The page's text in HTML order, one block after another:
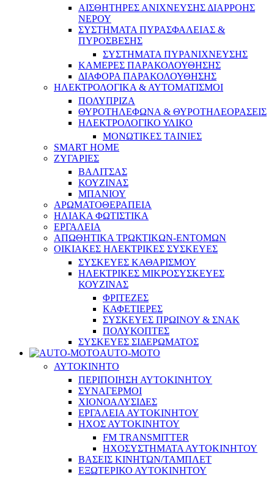
ΑΙΣΘΗΤΗΡΕΣ ΑΝΙΧΝΕΥΣΗΣ ΔΙΑΡΡΟΗΣ
ΝΕΡΟΥ
ΣΥΣΤΗΜΑΤΑ ΠΥΡΑΣΦΑΛΕΙΑΣ &
ΠΥΡΟΣΒΕΣΗΣ
ΣΥΣΤΗΜΑΤΑ ΠΥΡΑΝΙΧΝΕΥΣΗΣ
ΚΑΜΕΡΕΣ ΠΑΡΑΚΟΛΟΥΘΗΣΗΣ
ΔΙΑΦΟΡΑ ΠΑΡΑΚΟΛΟΥΘΗΣΗΣ
ΗΛΕΚΤΡΟΛΟΓΙΚΑ & ΑΥΤΟΜΑΤΙΣΜΟΙ
ΠΟΛΥΠΡΙΖΑ
ΘΥΡΟΤΗΛΕΦΩΝΑ & ΘΥΡΟΤΗΛΕΟΡΑΣΕΙΣ
ΗΛΕΚΤΡΟΛΟΓΙΚΟ ΥΛΙΚΟ
ΜΟΝΩΤΙΚΕΣ ΤΑΙΝΙΕΣ
SMART HOME
ΖΥΓΑΡΙΕΣ
ΒΑΛΙΤΣΑΣ
ΚΟΥΖΙΝΑΣ
ΜΠΑΝΙΟΥ
ΑΡΩΜΑΤΟΘΕΡΑΠΕΙΑ
ΗΛΙΑΚΑ ΦΩΤΙΣΤΙΚΑ
ΕΡΓΑΛΕΙΑ
ΑΠΩΘΗΤΙΚΑ ΤΡΩΚΤΙΚΩΝ-ΕΝΤΟΜΩΝ
ΟΙΚΙΑΚΕΣ ΗΛΕΚΤΡΙΚΕΣ ΣΥΣΚΕΥΕΣ
ΣΥΣΚΕΥΕΣ ΚΑΘΑΡΙΣΜΟΥ
ΗΛΕΚΤΡΙΚΕΣ ΜΙΚΡΟΣΥΣΚΕΥΕΣ
ΚΟΥΖΙΝΑΣ
ΦΡΙΤΕΖΕΣ
ΚΑΦΕΤΙΕΡΕΣ
ΣΥΣΚΕΥΕΣ ΠΡΩΙΝΟΥ & ΣΝΑΚ
ΠΟΛΥΚΟΠΤΕΣ
ΣΥΣΚΕΥΕΣ ΣΙΔΕΡΩΜΑΤΟΣ
AUTO-MOTO
ΑΥΤΟΚΙΝΗΤΟ
ΠΕΡΙΠΟΙΗΣΗ ΑΥΤΟΚΙΝΗΤΟΥ
ΣΥΝΑΓΕΡΜΟΙ
ΧΙΟΝΟΑΛΥΣΙΔΕΣ
ΕΡΓΑΛΕΙΑ ΑΥΤΟΚΙΝΗΤΟΥ
ΗΧΟΣ ΑΥΤΟΚΙΝΗΤΟΥ
FM TRANSMITTER
ΗΧΟΣΥΣΤΗΜΑΤΑ ΑΥΤΟΚΙΝΗΤΟΥ
ΒΑΣΕΙΣ ΚΙΝΗΤΩΝ/ΤΑΜΠΛΕΤ
ΕΞΩΤΕΡΙΚΟ ΑΥΤΟΚΙΝΗΤΟΥ